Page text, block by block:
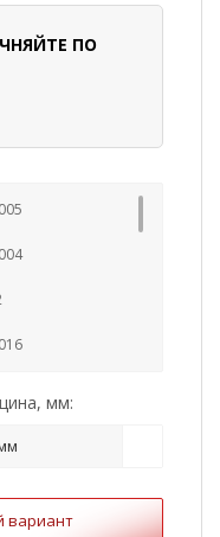
ПО
мм:
вариант